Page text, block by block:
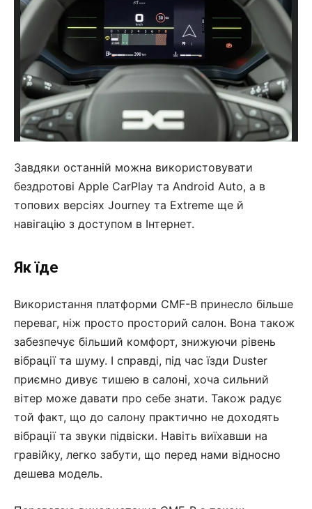
Завдяки останній можна використовувати
бездротові Apple CarPlay та Android Auto, а в
топових версіях Journey та Extreme ще й
навігацію з доступом в Інтернет.
Як їде
Використання платформи CMF-B принесло більше
переваг, ніж просто просторий салон. Вона також
забезпечує більший комфорт, знижуючи рівень
вібрації та шуму. І справді, під час їзди Duster
приємно дивує тишею в салоні, хоча сильний
вітер може давати про себе знати. Також радує
той факт, що до салону практично не доходять
вібрації та звуки підвіски. Навіть виїхавши на
гравійку, легко забути, що перед нами відносно
дешева модель.